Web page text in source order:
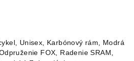
Unisex, Karbónový rám, Modrá
FOX, Radenie SRAM,